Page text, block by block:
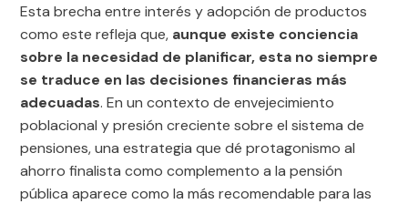
Esta brecha entre interés y adopción de productos
como este refleja que, aunque existe conciencia
sobre la necesidad de planificar, esta no siempre
se traduce en las decisiones financieras más
adecuadas. En un contexto de envejecimiento
poblacional y presión creciente sobre el sistema de
pensiones, una estrategia que dé protagonismo al
ahorro finalista como complemento a la pensión
pública aparece como la más recomendable para las